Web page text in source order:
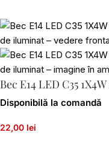
Bec E14 LED C35
Disponibilă la comandă
22,00 lei